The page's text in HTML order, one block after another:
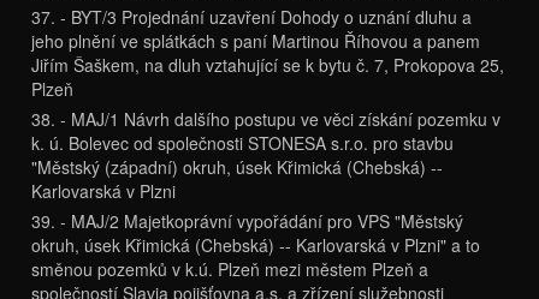
37. - BYT/3 Projednání uzavření Dohody o uznání dluhu a
jeho plnění ve splátkách s paní Martinou Říhovou a panem
Jiřím Šaškem, na dluh vztahující se k bytu č. 7, Prokopova 25,
Plzeň
38. - MAJ/1 Návrh dalšího postupu ve věci získání pozemku v
k. ú. Bolevec od společnosti STONESA s.r.o. pro stavbu
"Městský (západní) okruh, úsek Křimická (Chebská) --
Karlovarská v Plzni
39. - MAJ/2 Majetkoprávní vypořádání pro VPS "Městský
okruh, úsek Křimická (Chebská) -- Karlovarská v Plzni" a to
směnou pozemků v k.ú. Plzeň mezi městem Plzeň a
společností Slavia pojišťovna a.s. a zřízení služebnosti